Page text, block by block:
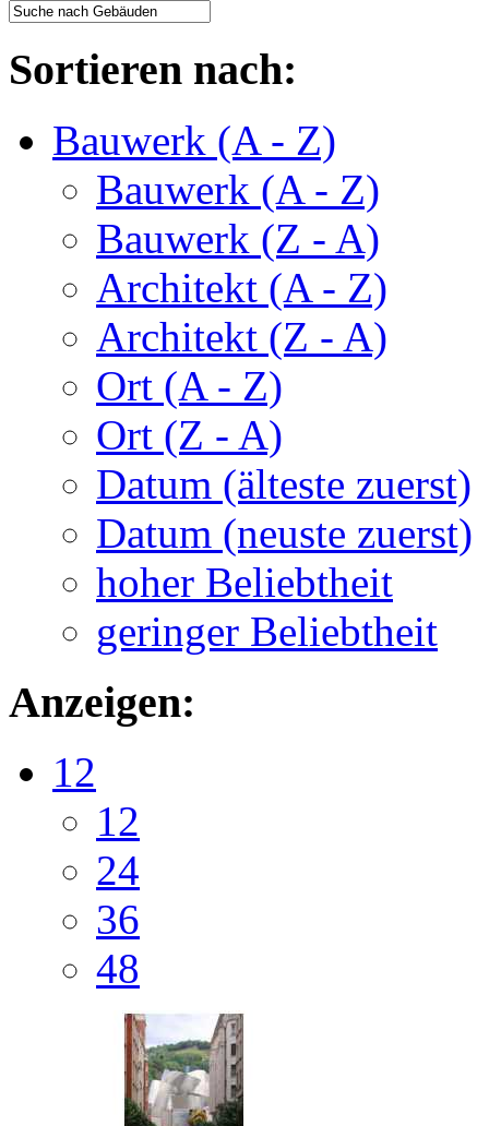
Sortieren nach:
Bauwerk (A - Z)
Bauwerk (A - Z)
Bauwerk (Z - A)
Architekt (A - Z)
Architekt (Z - A)
Ort (A - Z)
Ort (Z - A)
Datum (älteste zuerst)
Datum (neuste zuerst)
hoher Beliebtheit
geringer Beliebtheit
Anzeigen:
12
12
24
36
48